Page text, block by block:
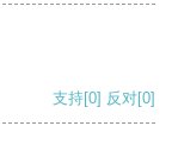
支持[0] 反对[0]